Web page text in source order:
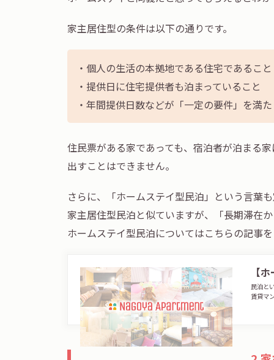
家主居住型の条件は以下の通りです。
・個人の生活の本拠地である住宅であること
・提供日に住宅提供者も泊まっていること
・年間提供日数などが「一定の要件」を満
住民票がある家であっても、宿泊者が泊まる
出すことはできません。
さらに、「ホームステイ型民泊」という言葉
家主居住型民泊と似ていますが、「長期滞在
ホームステイ型民泊についてはこちらの記事
【
民泊と
賃貸マ